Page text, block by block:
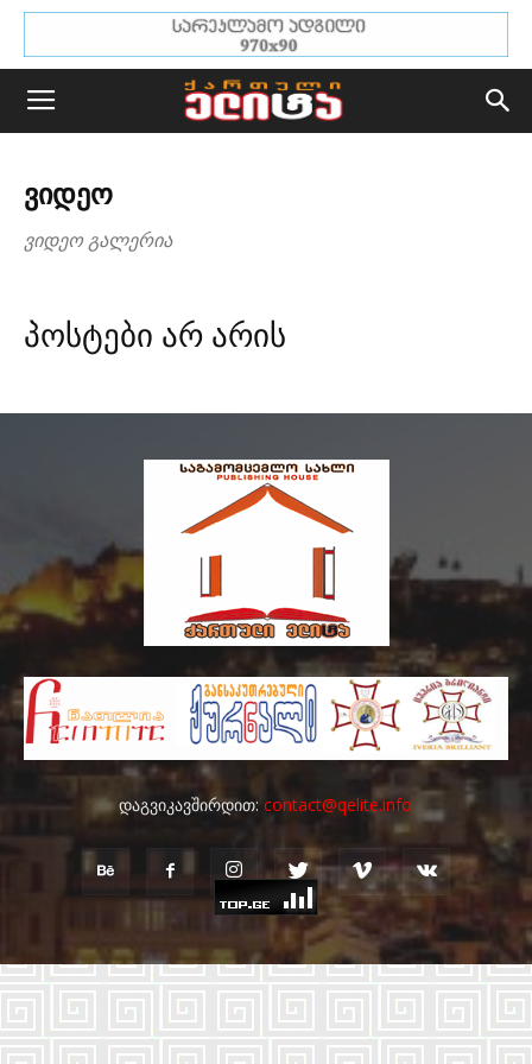
ᲕᲘᲓᲔᲝ
ვიდეო გალერია
პოსტები არ არის
დაგვიკავშირდით:contact@qelite.info